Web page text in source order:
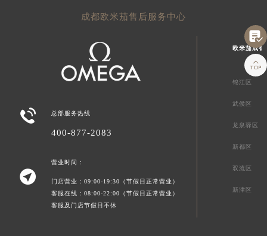
成都欧米茄售后服务中心
 总部服务热线
400-877-2083

营业时间：
门店营业：09:00-19:30（节假日正常营业）
客服在线：08:00-22:00（节假日正常营业）
客服及门店节假日不休
欧米茄成都
锦江区
武侯区
龙泉驿区
新都区
双流区
新津区

